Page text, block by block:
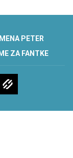
PETER
IME ZA FANTKE